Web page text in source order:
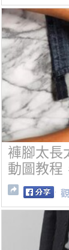
褲腳太長
動圖教程